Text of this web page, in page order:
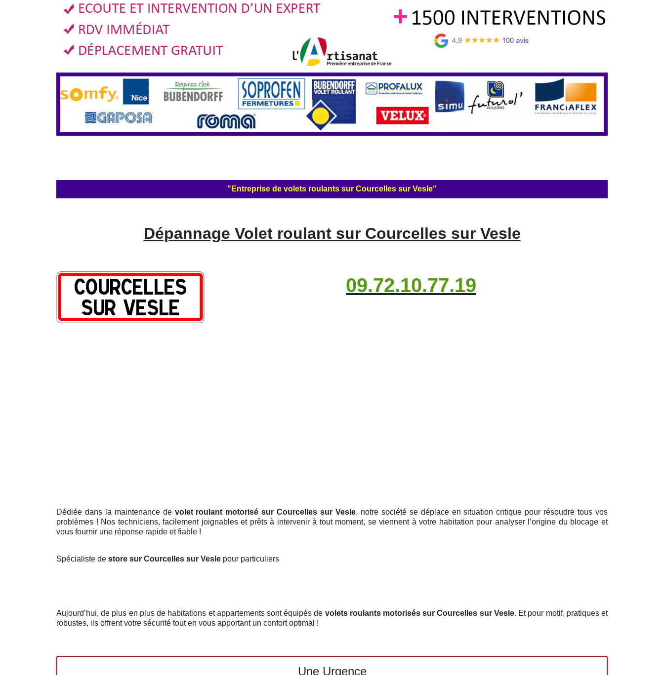
"Entreprise de volets roulants sur Courcelles sur Vesle"
Dépannage Volet roulant sur Courcelles sur Vesle
09.72.10.77.19
Dédiée dans la maintenance de volet roulant motorisé sur Courcelles sur Vesle, notre société se déplace en situation critique pour résoudre tous vos
problèmes ! Nos techniciens, facilement joignables et prêts à intervenir à tout moment, se viennent à votre habitation pour analyser l’origine du blocage et
vous fournir une réponse rapide et fiable !
Spécialiste de store sur Courcelles sur Vesle pour particuliers
Aujourd’hui, de plus en plus de habitations et appartements sont équipés de volets roulants motorisés sur Courcelles sur Vesle. Et pour motif, pratiques et
robustes, ils offrent votre sécurité tout en vous apportant un confort optimal !
Une Urgence